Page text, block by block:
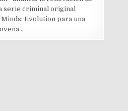
serie criminal original
Evolution para una